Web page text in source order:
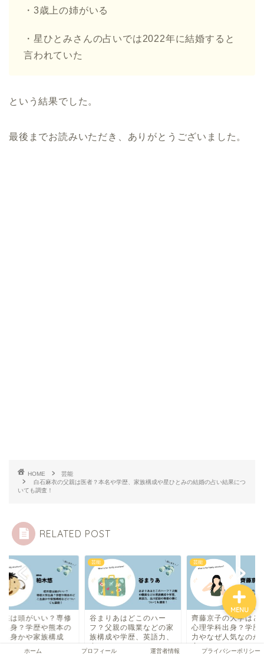
・3歳上の姉がいる
・星ひとみさんの占いでは2022年に結婚すると
言われていた
という結果でした。
最後までお読みいただき、ありがとうございました。
HOME
芸能
白石麻衣の父親は医者？本名や学歴、家族構成や星ひとみの結婚の占い結果につ
いても調査！
RELATED POST
りあはどこのハー
父親の職業などの家
成や学歴、英語力、
芸能
齊藤京子の大学はどこで
心理学科出身？学歴や魅
力やなぜ人気なのか、
実...
芸能
柏木悠は頭がいい？
大学出身？学歴や熊
どこ出身かや家族構
な...
ホーム プロフィール 運営者情報 プライバシーポリシー
MENU
プロフィール